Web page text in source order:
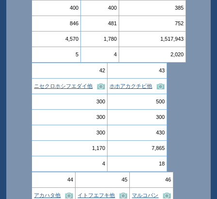
400
846
4,570
5
400
481
1,780
4
385
752
1,517,943
2,020
42
ニセクロホシフエダイ他
300
300
300
1,170
4
43
ホホアカクチビ他
500
300
430
7,865
18
44
アカハタ他
45
イトフエフキ他
46
マルコバン